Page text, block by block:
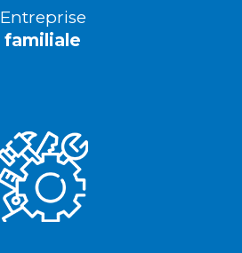
Entreprise
familiale